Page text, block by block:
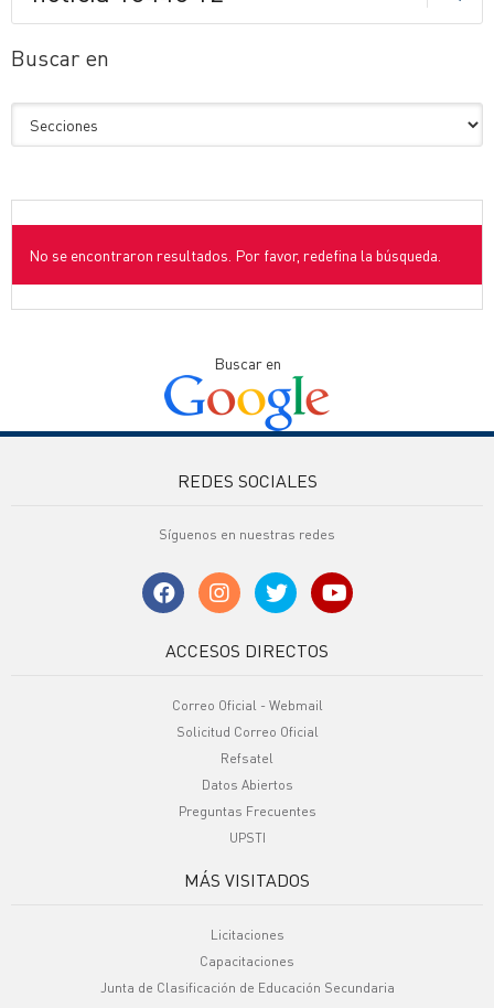
Buscar en
No se encontraron resultados. Por favor, redefina la búsqueda.
Buscar en
REDES SOCIALES
Síguenos en nuestras redes
ACCESOS DIRECTOS
Correo Oficial - Webmail
Solicitud Correo Oficial
Refsatel
Datos Abiertos
Preguntas Frecuentes
UPSTI
MÁS VISITADOS
Licitaciones
Capacitaciones
Junta de Clasificación de Educación Secundaria